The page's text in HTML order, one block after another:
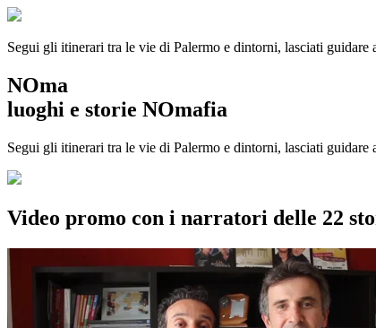
Segui gli itinerari tra le vie di Palermo e dintorni, lasciati guidare
NOma
luoghi e storie NOmafia
Segui gli itinerari tra le vie di Palermo e dintorni, lasciati
Video promo con i narratori delle 22